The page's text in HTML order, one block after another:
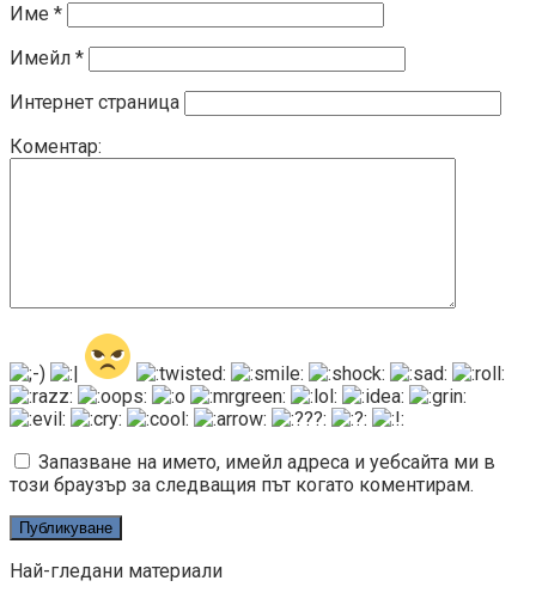
Име *
Имейл *
Интернет страница
Коментар:
Запазване на името, имейл адреса и уебсайта ми в
този браузър за следващия път когато коментирам.
Най-гледани материали